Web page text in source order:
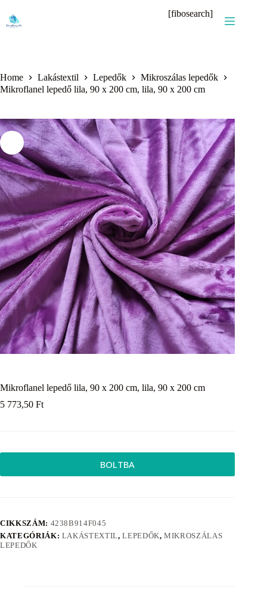
content
[fibosearch]
Home Lakástextil Lepedők
Mikroszálas lepedők
Mikroflanel lepedő lila, 90 x 200 cm, lila, 90 x 200 cm
Mikroflanel lepedő lila, 90 x 200 cm, lila, 90 x 200 cm
5 773,50 Ft
BOLTBA
CIKKSZÁM: 4238B914F045
KATEGÓRIÁK: LAKÁSTEXTIL,LEPEDŐK,MIKROSZÁLAS
LEPEDŐK